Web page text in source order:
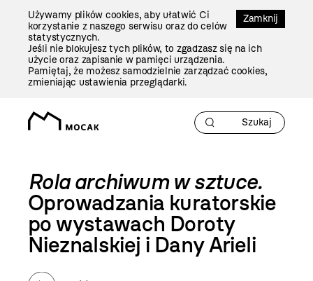
Zamknij
Używamy plików cookies, aby ułatwić Ci
korzystanie z naszego serwisu oraz do celów
statystycznych.
Jeśli nie blokujesz tych plików, to zgadzasz się na ich
użycie oraz zapisanie w pamięci urządzenia.
Pamiętaj, że możesz samodzielnie zarządzać cookies,
zmieniając ustawienia przeglądarki.
Rola archiwum w sztuce.
Oprowadzania kuratorskie
po wystawach Doroty
Nieznalskiej i Dany Arieli